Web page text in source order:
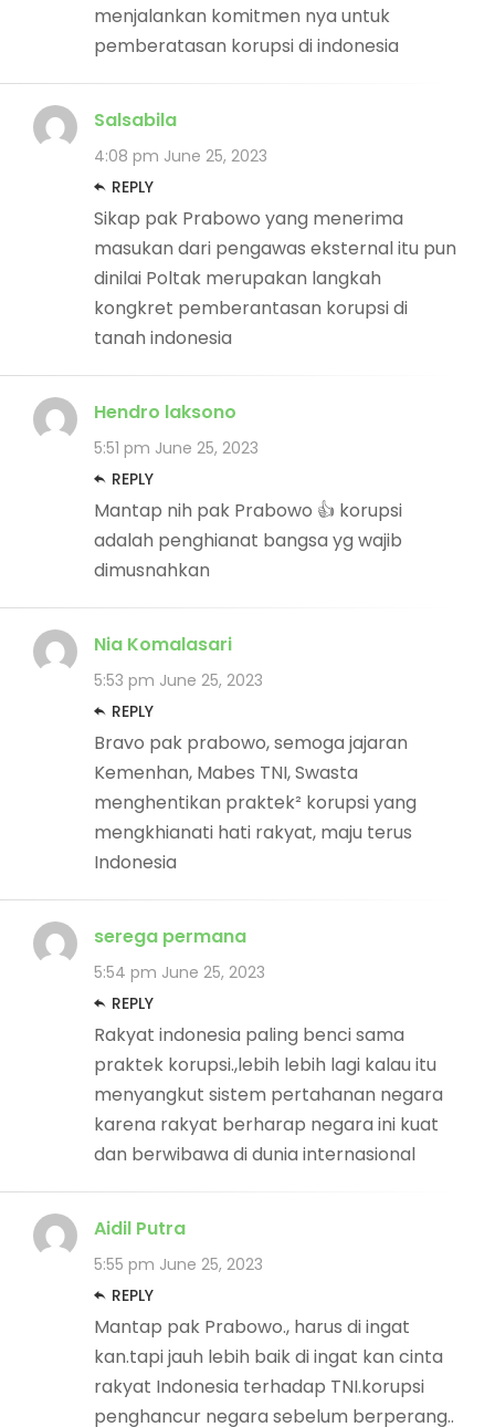
menjalankan komitmen nya untuk
pemberatasan korupsi di indonesia
Salsabila
4:08 pm June 25, 2023
REPLY
Sikap pak Prabowo yang menerima
masukan dari pengawas eksternal itu pun
dinilai Poltak merupakan langkah
kongkret pemberantasan korupsi di
tanah indonesia
Hendro laksono
5:51 pm June 25, 2023
REPLY
Mantap nih pak Prabowo 👍 korupsi
adalah penghianat bangsa yg wajib
dimusnahkan
Nia Komalasari
5:53 pm June 25, 2023
REPLY
Bravo pak prabowo, semoga jajaran
Kemenhan, Mabes TNI, Swasta
menghentikan praktek² korupsi yang
mengkhianati hati rakyat, maju terus
Indonesia
serega permana
5:54 pm June 25, 2023
REPLY
Rakyat indonesia paling benci sama
praktek korupsi.,lebih lebih lagi kalau itu
menyangkut sistem pertahanan negara
karena rakyat berharap negara ini kuat
dan berwibawa di dunia internasional
Aidil Putra
5:55 pm June 25, 2023
REPLY
Mantap pak Prabowo., harus di ingat
kan.tapi jauh lebih baik di ingat kan cinta
rakyat Indonesia terhadap TNI.korupsi
penghancur negara sebelum berperang..